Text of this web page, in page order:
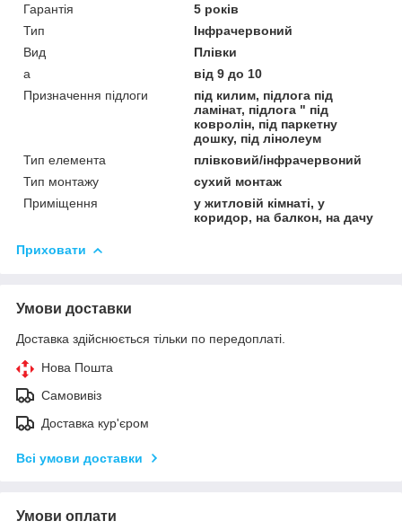
Гарантія
5 років
Тип
Інфрачервоний
Вид
Плівки
а
від 9 до 10
Призначення підлоги
під килим, підлога під
ламінат, підлога " під
ковролін, під паркетну
дошку, під лінолеум
Тип елемента
плівковий/інфрачервоний
Тип монтажу
сухий монтаж
Приміщення
у житловій кімнаті, у
коридор, на балкон, на дачу
Приховати
Умови доставки
Доставка здійснюється тільки по передоплаті.
Нова Пошта
Самовивіз
Доставка кур'єром
Всі умови доставки
Умови оплати